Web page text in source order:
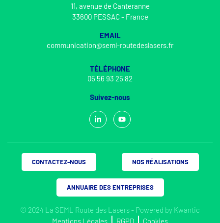
11, avenue de Canteranne
33600 PESSAC - France
EMAIL
communication@seml-routedeslasers.fr
TÉLÉPHONE
05 56 93 25 82
Suivez-nous
© 2024 La SEML Route des Lasers - Powered by Kwantic
Mentions Légales
RGPD Cookies
CONTACTEZ-NOUS NOS RÉALISATIONS
ANNUAIRE DES ENTREPRISES